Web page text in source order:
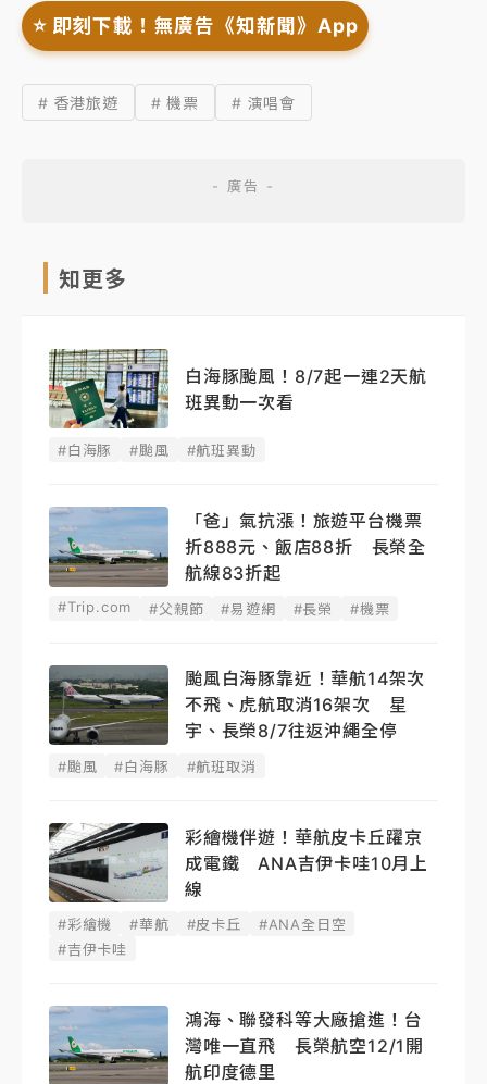
⭐️ 即刻下載！無廣告《知新聞》App
# 香港旅遊 # 機票 # 演唱會
知更多
白海豚颱風！8/7起一連2天航
班異動一次看
#白海豚 #颱風 #航班異動
「爸」氣抗漲！旅遊平台機票
折888元、飯店88折 長榮全
航線83折起
#Trip.com #父親節 #易遊網 #長榮 #機票
颱風白海豚靠近！華航14架次
不飛、虎航取消16架次 星
宇、長榮8/7往返沖繩全停
#颱風 #白海豚 #航班取消
彩繪機伴遊！華航皮卡丘躍京
成電鐵 ANA吉伊卡哇10月上
線
#彩繪機 #華航 #皮卡丘
#ANA全日空
#吉伊卡哇
鴻海、聯發科等大廠搶進！台
灣唯一直飛 長榮航空12/1開
航印度德里